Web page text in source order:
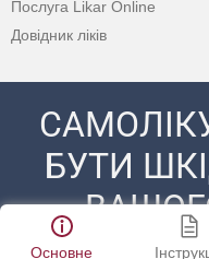
Основне
Послуга Likar Online
Довідник ліків
БУТИ
ПЕРЕД